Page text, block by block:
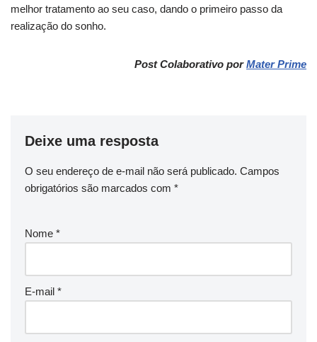
melhor tratamento ao seu caso, dando o primeiro passo da
realização do sonho.
Post Colaborativo porMater Prime
Deixe uma resposta
O seu endereço de e-mail não será publicado. Campos
obrigatórios são marcados com *
Nome *
E-mail *